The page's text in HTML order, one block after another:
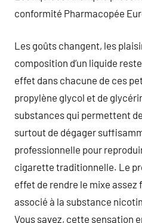
conformité Pharmacopée
Les goûts changent, les
composition d’un liquide
effet dans chacune de ces
propylène glycol et de
substances qui permettent
surtout de dégager
professionnelle pour
cigarette traditionnelle. Le
effet de rendre le mixe assez
associé à la substance
Vous savez, cette sensation